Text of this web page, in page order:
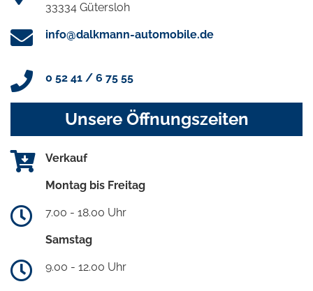
33334 Gütersloh
info@dalkmann-automobile.de
0 52 41 / 6 75 55
Unsere Öffnungszeiten
Verkauf
Montag bis Freitag
7.00 - 18.00 Uhr
Samstag
9.00 - 12.00 Uhr